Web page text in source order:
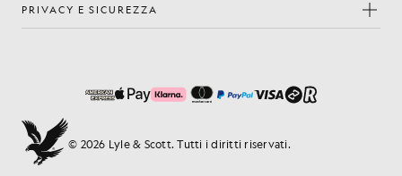
PRIVACY E SICUREZZA
© 2026 Lyle & Scott. Tutti i diritti riservati.